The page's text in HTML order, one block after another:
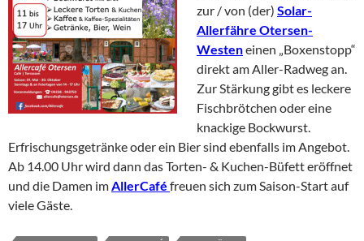
zur / von (der) Solar-
Allerfähre Otersen-
Westeneinen „Boxenstopp“
direkt am Aller-Radweg an.
Zur Stärkung gibt es leckere
Fischbrötchen oder eine
knackige Bockwurst.
Erfrischungsgetränke oder ein Bier sind ebenfalls im Angebot.
Ab 14.00 Uhr wird dann das Torten- & Kuchen-Büfett eröffnet
und die Damen imAllerCafé freuen sich zum Saison-Start auf
viele Gäste.